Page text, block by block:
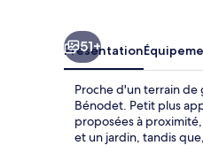
51+
Présentation
Proche d'un terrain de
Bénodet. Petit plus
proposées à
et un jardin, tandis